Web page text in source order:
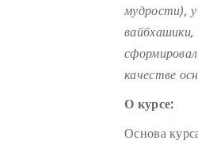
мудрости),
качестве
О курсе:
Основа